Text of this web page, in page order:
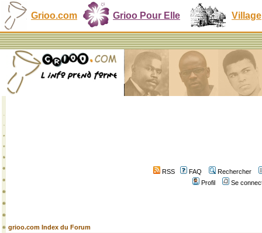
Grioo.com Grioo Pour Elle Village
RSS FAQ
Rechercher
Profil
Se
grioo.com Index du Forum